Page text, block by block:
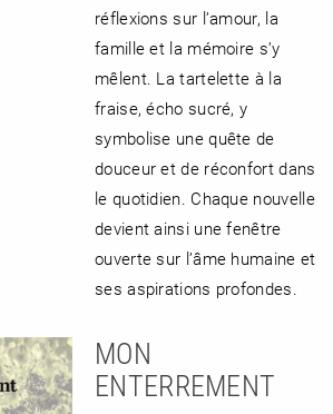
réflexions sur l’amour, la
famille et la mémoire s’y
mêlent. La tartelette à la
fraise, écho sucré, y
symbolise une quête de
douceur et de réconfort dans
le quotidien. Chaque nouvelle
devient ainsi une fenêtre
ouverte sur l’âme humaine et
ses aspirations profondes.
MON
ENTERREMENT